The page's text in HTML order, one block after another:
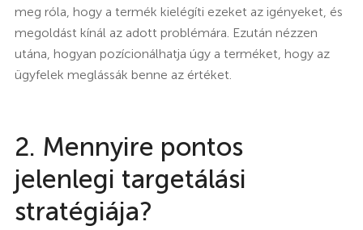
meg róla, hogy a termék kielégíti ezeket az igényeket, és
megoldást kínál az adott problémára. Ezután nézzen
utána, hogyan pozícionálhatja úgy a terméket, hogy az
ügyfelek meglássák benne az értéket.
2. Mennyire pontos
jelenlegi targetálási
stratégiája?